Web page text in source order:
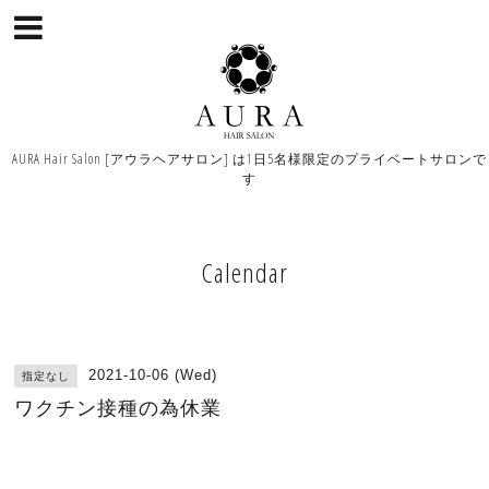
AURA Hair Salon [アウラヘアサロン] は1日5名様限定のプライベートサロンで
す
Calendar
指定なし 2021-10-06 (Wed)
ワクチン接種の為休業